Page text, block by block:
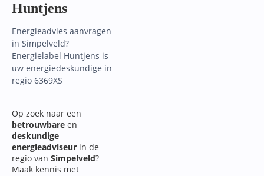
Huntjens
Energieadvies aanvragen
in Simpelveld?
Energielabel Huntjens is
uw energiedeskundige in
regio 6369XS
Op zoek naar een
betrouwbare en
deskundige
energieadviseur in de
regio van Simpelveld?
Maak kennis met